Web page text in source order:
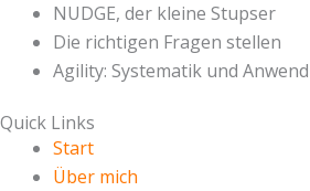
NUDGE, der kleine Stupser
Die richtigen Fragen stellen
Agility: Systematik und
Quick Links
Start
Über mich